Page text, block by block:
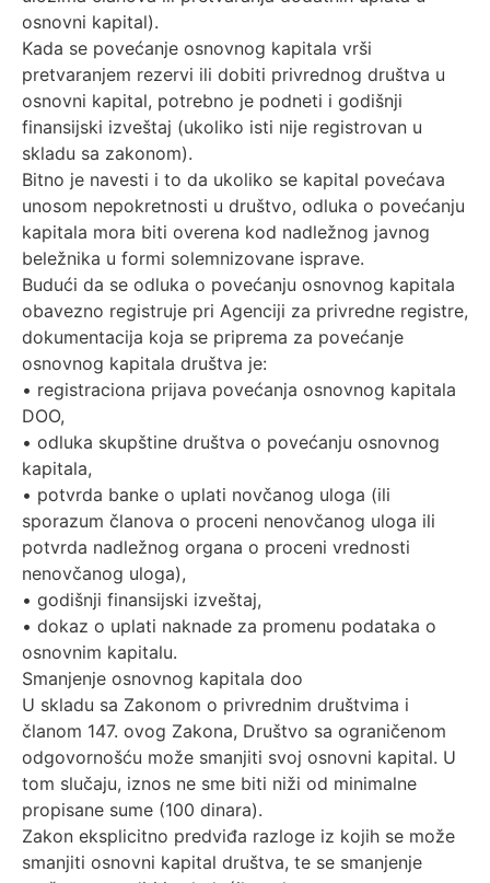
osnovni kapital).
Kada se povećanje osnovnog kapitala vrši
pretvaranjem rezervi ili dobiti privrednog društva u
osnovni kapital, potrebno je podneti i godišnji
finansijski izveštaj (ukoliko isti nije registrovan u
skladu sa zakonom).
Bitno je navesti i to da ukoliko se kapital povećava
unosom nepokretnosti u društvo, odluka o povećanju
kapitala mora biti overena kod nadležnog javnog
beležnika u formi solemnizovane isprave.
Budući da se odluka o povećanju osnovnog kapitala
obavezno registruje pri Agenciji za privredne registre,
dokumentacija koja se priprema za povećanje
osnovnog kapitala društva je:
• registraciona prijava povećanja osnovnog kapitala
DOO,
• odluka skupštine društva o povećanju osnovnog
kapitala,
• potvrda banke o uplati novčanog uloga (ili
sporazum članova o proceni nenovčanog uloga ili
potvrda nadležnog organa o proceni vrednosti
nenovčanog uloga),
• godišnji finansijski izveštaj,
• dokaz o uplati naknade za promenu podataka o
osnovnim kapitalu.
Smanjenje osnovnog kapitala doo
U skladu sa Zakonom o privrednim društvima i
članom 147. ovog Zakona, Društvo sa ograničenom
odgovornošću može smanjiti svoj osnovni kapital. U
tom slučaju, iznos ne sme biti niži od minimalne
propisane sume (100 dinara).
Zakon eksplicitno predviđa razloge iz kojih se može
smanjiti osnovni kapital društva, te se smanjenje